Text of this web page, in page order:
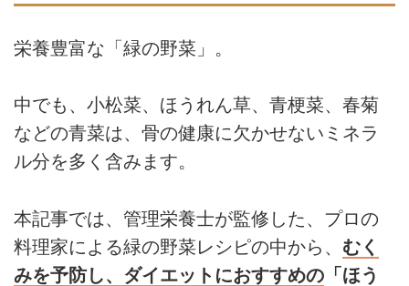
栄養豊富な「緑の野菜」。
中でも、小松菜、ほうれん草、青梗菜、春菊
などの青菜は、骨の健康に欠かせないミネラ
ル分を多く含みます。
本記事では、管理栄養士が監修した、プロの
料理家による緑の野菜レシピの中から、 むく
みを予防し、ダイエットにおすすめの 「ほう